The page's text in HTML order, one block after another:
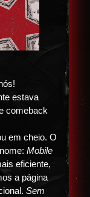
estava
comeback
em cheio. O
Mobile
eficiente,
a página
Sem